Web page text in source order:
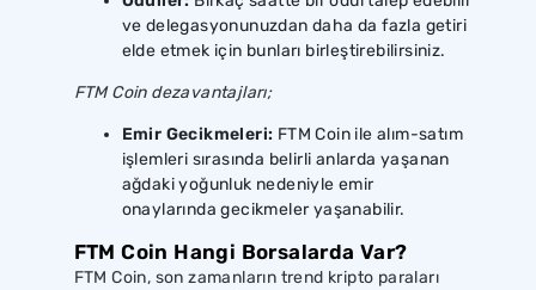
ve delegasyonunuzdan daha da fazla getiri
elde etmek için bunları birleştirebilirsiniz.
FTM Coin dezavantajları;
Emir Gecikmeleri: FTM Coin ile alım-satım
işlemleri sırasında belirli anlarda yaşanan
ağdaki yoğunluk nedeniyle emir
onaylarında gecikmeler yaşanabilir.
FTM Coin Hangi Borsalarda Var?
FTM Coin, son zamanların trend kripto paraları